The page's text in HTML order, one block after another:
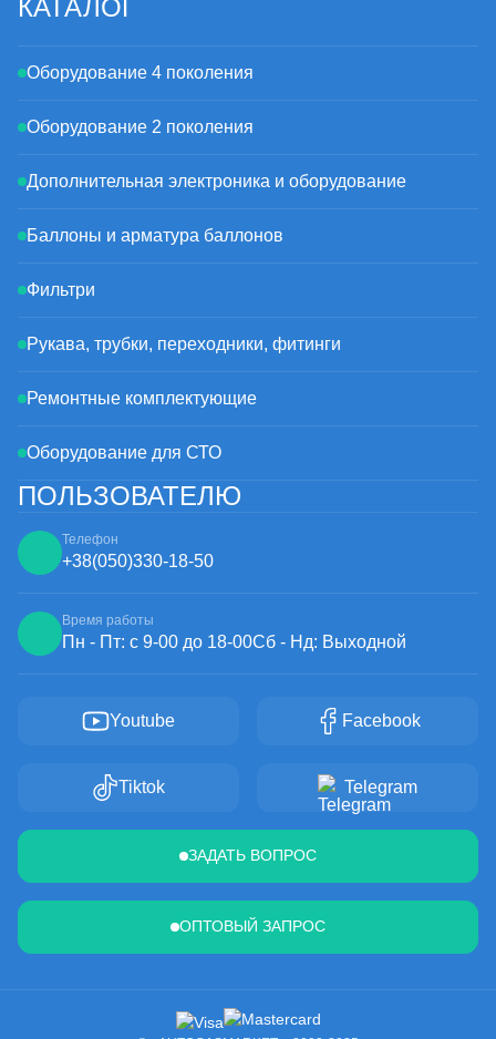
КАТАЛОГ
Оборудование 4 поколения
Оборудование 2 поколения
Дополнительная электроника и оборудование
Баллоны и арматура баллонов
Фильтри
Рукава, трубки, переходники, фитинги
Ремонтные комплектующие
Оборудование для СТО
ПОЛЬЗОВАТЕЛЮ
Телефон
+38(050)330-18-50
Время работы
Пн - Пт: с 9-00 до 18-00Сб - Нд: Выходной
Youtube Facebook
Tiktok Telegram
ЗАДАТЬ ВОПРОС
ОПТОВЫЙ ЗАПРОС